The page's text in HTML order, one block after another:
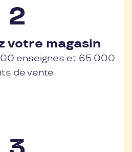
votre magasin
enseignes et 65 000
de vente